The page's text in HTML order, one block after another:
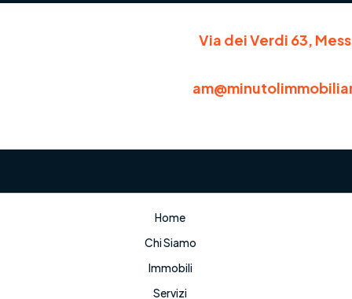
Via dei Verdi 63,
Home
Chi Siamo
Immobili
Servizi